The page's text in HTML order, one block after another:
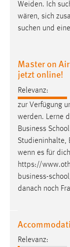
Weiden. Ich
wären, sich
suchen und
Master on
jetzt online!
Relevanz:
zur Verfügung
werden. Lerne
Business
Studieninhalte,
wenn es für
https://
business-
danach noch
Relevanz:
Name:
chat-frame-
Wird
Cookie
Jahre,
Login
Name:
fe_user,
Zweck:
Cookie
24 Stunden